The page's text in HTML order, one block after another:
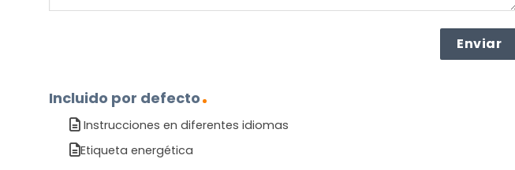
Incluido por defecto
Instrucciones en diferentes idiomas
Etiqueta energética